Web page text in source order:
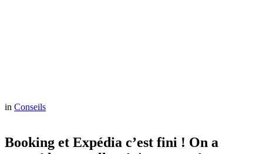
in Conseils
Booking et Expédia c’est fini ! On a